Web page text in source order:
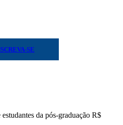
SE
da pós-graduação R$